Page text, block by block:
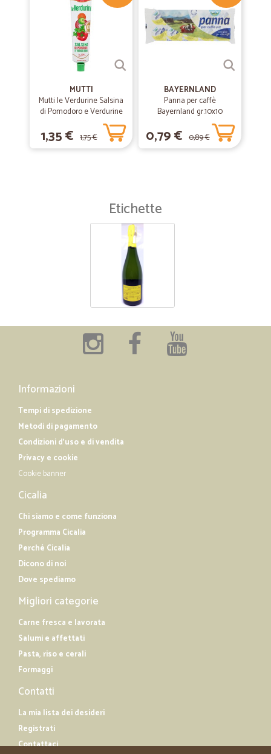
MUTTI
Mutti le Verdurine Salsina
di Pomodoro e Verdurine
1,35 € 1,75 €
BAYERNLAND
Panna per caffè
Bayernland gr.10x10
0,79 € 0,89 €
Etichette
Informazioni
Tempi di spedizione
Metodi di pagamento
Condizioni d'uso e di vendita
Privacy e cookie
Cookie banner
Cicalia
Chi siamo e come funziona
Programma Cicalia
Perché Cicalia
Dicono di noi
Dove spediamo
Migliori categorie
Carne fresca e lavorata
Salumi e affettati
Pasta, riso e cerali
Formaggi
Contatti
La mia lista dei desideri
Registrati
Contattaci